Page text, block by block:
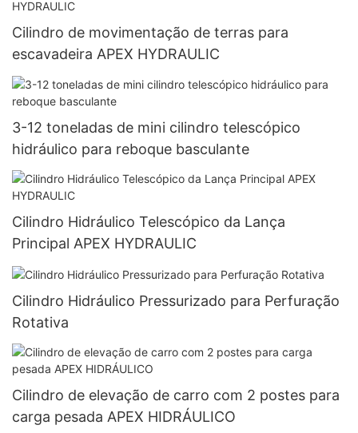
Cilindro de movimentação de terras para
escavadeira APEX HYDRAULIC
3-12 toneladas de mini cilindro telescópico
hidráulico para reboque basculante
Cilindro Hidráulico Telescópico da Lança
Principal APEX HYDRAULIC
Cilindro Hidráulico Pressurizado para Perfuração
Rotativa
Cilindro de elevação de carro com 2 postes para
carga pesada APEX HIDRÁULICO